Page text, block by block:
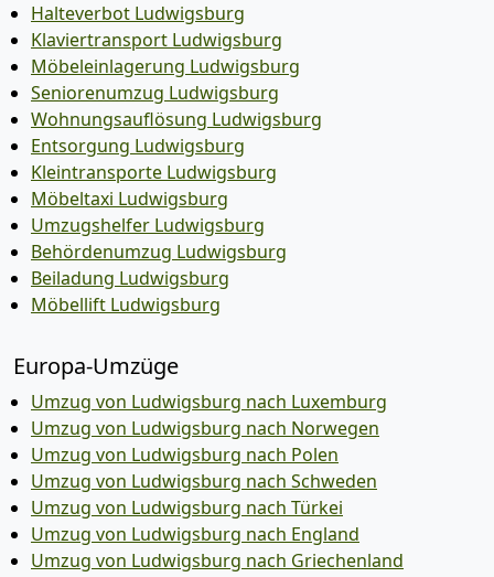
Halteverbot Ludwigsburg
Klaviertransport Ludwigsburg
Möbeleinlagerung Ludwigsburg
Seniorenumzug Ludwigsburg
Wohnungsauflösung Ludwigsburg
Entsorgung Ludwigsburg
Kleintransporte Ludwigsburg
Möbeltaxi Ludwigsburg
Umzugshelfer Ludwigsburg
Behördenumzug Ludwigsburg
Beiladung Ludwigsburg
Möbellift Ludwigsburg
Europa-Umzüge
Umzug von Ludwigsburg nach Luxemburg
Umzug von Ludwigsburg nach Norwegen
Umzug von Ludwigsburg nach Polen
Umzug von Ludwigsburg nach Schweden
Umzug von Ludwigsburg nach Türkei
Umzug von Ludwigsburg nach England
Umzug von Ludwigsburg nach Griechenland